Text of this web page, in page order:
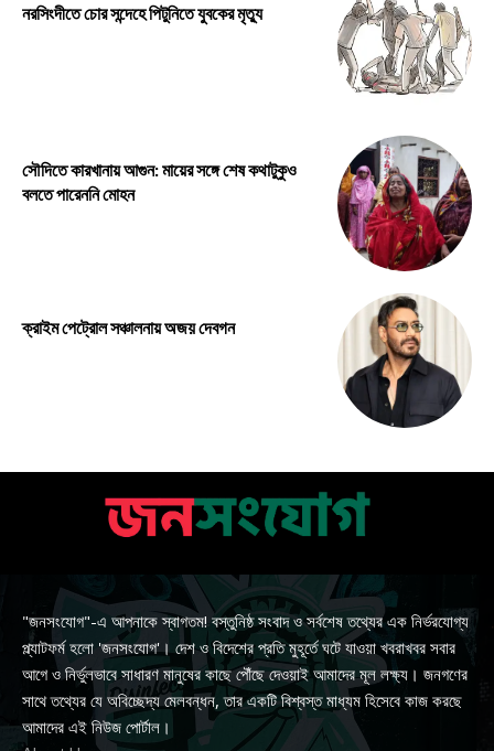
নরসিংদীতে চোর সন্দেহে পিটুনিতে যুবকের মৃত্যু
সৌদিতে কারখানায় আগুন: মায়ের সঙ্গে শেষ কথাটুকুও
বলতে পারেননি মোহন
ক্রাইম পেট্রোল সঞ্চালনায় অজয় দেবগন
"জনসংযোগ"-এ আপনাকে স্বাগতম! বস্তুনিষ্ঠ সংবাদ ও সর্বশেষ তথ্যের এক নির্ভরযোগ্য
প্ল্যাটফর্ম হলো 'জনসংযোগ'। দেশ ও বিদেশের প্রতি মুহূর্তে ঘটে যাওয়া খবরাখবর সবার
আগে ও নির্ভুলভাবে সাধারণ মানুষের কাছে পৌঁছে দেওয়াই আমাদের মূল লক্ষ্য। জনগণের
সাথে তথ্যের যে অবিচ্ছেদ্য মেলবন্ধন, তার একটি বিশ্বস্ত মাধ্যম হিসেবে কাজ করছে
আমাদের এই নিউজ পোর্টাল।